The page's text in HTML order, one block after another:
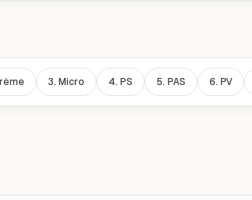
3. Micro 4. PS 5. PAS 6. PV